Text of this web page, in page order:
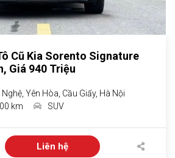
Cũ Kia Sorento Signature
Giá 940 Triệu
Yên Hòa, Cầu Giấy, Hà Nội
km SUV
Liên hệ